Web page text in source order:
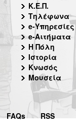
Κ.Ε.Π.
Τηλέφωνα
e-Υπηρεσίες
e-Αιτήματα
Η Πόλη
Ιστορία
Κνωσός
Μουσεία
FAQs RSS